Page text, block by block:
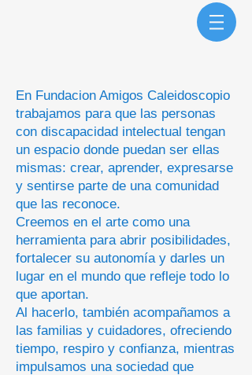
En Fundacion Amigos Caleidoscopio
trabajamos para que las personas
con discapacidad intelectual tengan
un espacio donde puedan ser ellas
mismas: crear, aprender, expresarse
y sentirse parte de una comunidad
que las reconoce.
Creemos en el arte como una
herramienta para abrir posibilidades,
fortalecer su autonomía y darles un
lugar en el mundo que refleje todo lo
que aportan.
Al hacerlo, también acompañamos a
las familias y cuidadores, ofreciendo
tiempo, respiro y confianza, mientras
impulsamos una sociedad que